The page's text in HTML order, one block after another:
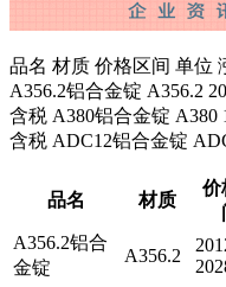
品名 材质 价格区间 单位
A356.2铝合金锭 A356.2
含税 A380铝合金锭 A380
含税 ADC12铝合金锭
品名 材质
价
A356.2铝合
金锭
A356.2